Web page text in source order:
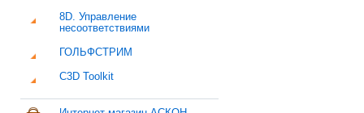
8D. Управление
несоответствиями
ГОЛЬФСТРИМ
C3D Toolkit